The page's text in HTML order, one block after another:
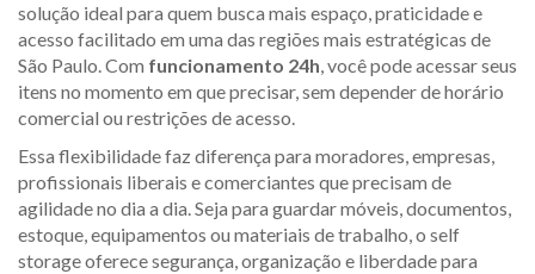
solução ideal para quem busca mais espaço, praticidade e
acesso facilitado em uma das regiões mais estratégicas de
São Paulo. Com funcionamento 24h, você pode acessar seus
itens no momento em que precisar, sem depender de horário
comercial ou restrições de acesso.
Essa flexibilidade faz diferença para moradores, empresas,
profissionais liberais e comerciantes que precisam de
agilidade no dia a dia. Seja para guardar móveis, documentos,
estoque, equipamentos ou materiais de trabalho, o self
storage oferece segurança, organização e liberdade para